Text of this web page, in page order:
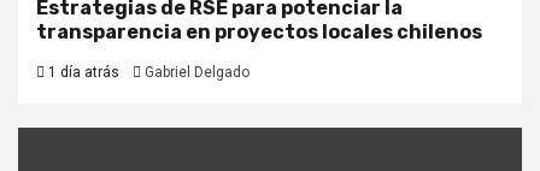
Estrategias de RSE para potenciar la
transparencia en proyectos locales chilenos
1 día atrás Gabriel Delgado